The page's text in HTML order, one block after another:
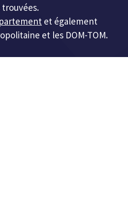
et également
et les DOM-TOM.